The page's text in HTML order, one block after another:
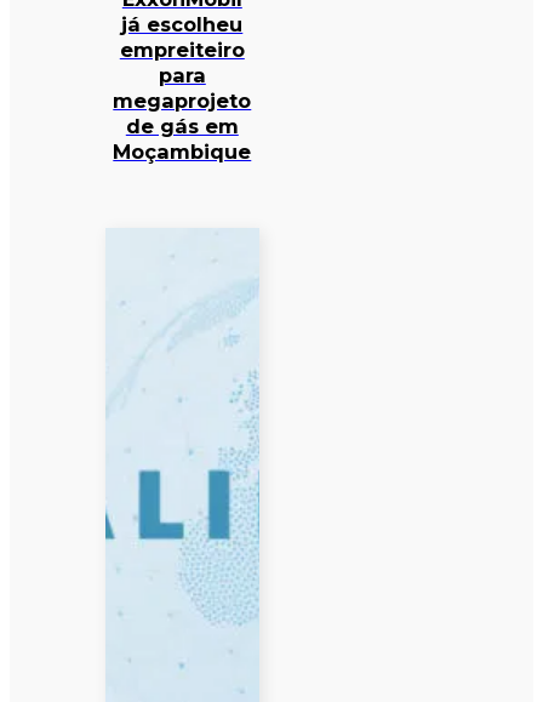
já escolheu
empreiteiro
para
megaprojeto
de gás em
Moçambique